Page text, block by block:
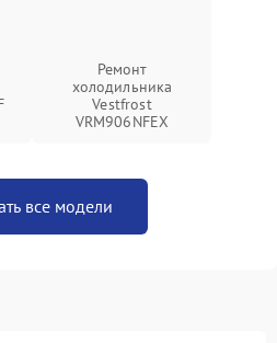
Ремонт
холодильника
Vestfrost
VRM906NFEX
все модели